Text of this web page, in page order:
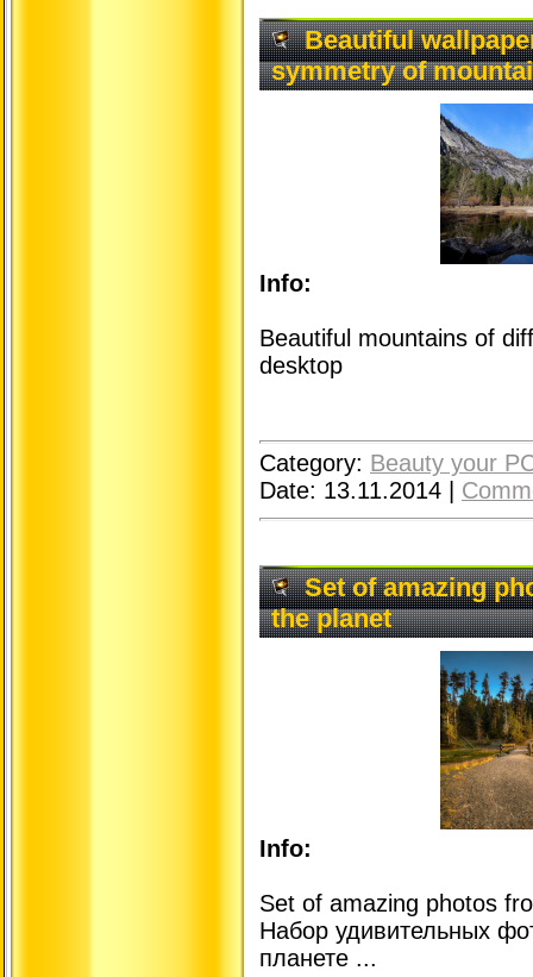
Beautiful
symmetry of
Info:
Beautiful mountains of
desktop
Category: Beauty your
Date: 13.11.2014
Set of amazing
the planet
Info:
Set of amazing photos
Набор удивительных
планете ...